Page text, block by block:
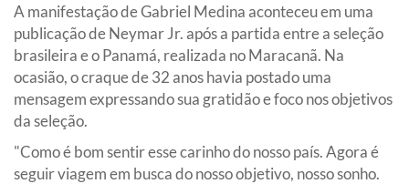
A manifestação de Gabriel Medina aconteceu em uma
publicação de Neymar Jr. após a partida entre a seleção
brasileira e o Panamá, realizada no Maracanã. Na
ocasião, o craque de 32 anos havia postado uma
mensagem expressando sua gratidão e foco nos objetivos
da seleção.
"Como é bom sentir esse carinho do nosso país. Agora é
seguir viagem em busca do nosso objetivo, nosso sonho.